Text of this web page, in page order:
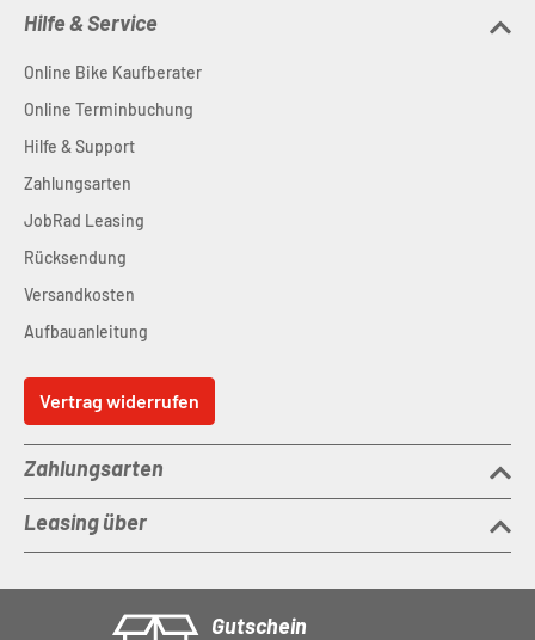
Hilfe & Service
Online Bike Kaufberater
Online Terminbuchung
Hilfe & Support
Zahlungsarten
JobRad Leasing
Rücksendung
Versandkosten
Aufbauanleitung
Vertrag widerrufen
Zahlungsarten
Leasing über
Gutschein